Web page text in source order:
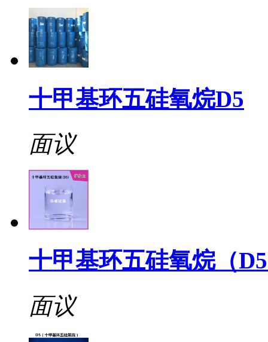
十甲基环五硅氧烷D5
面议
十甲基环五硅氧烷（
面议